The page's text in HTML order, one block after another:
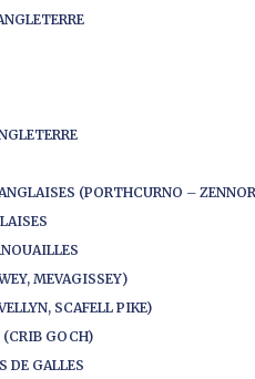
(PORTHCURNO –
MEVAGISSEY)
SCAFELL PIKE)
GOCH)
DE GALLES